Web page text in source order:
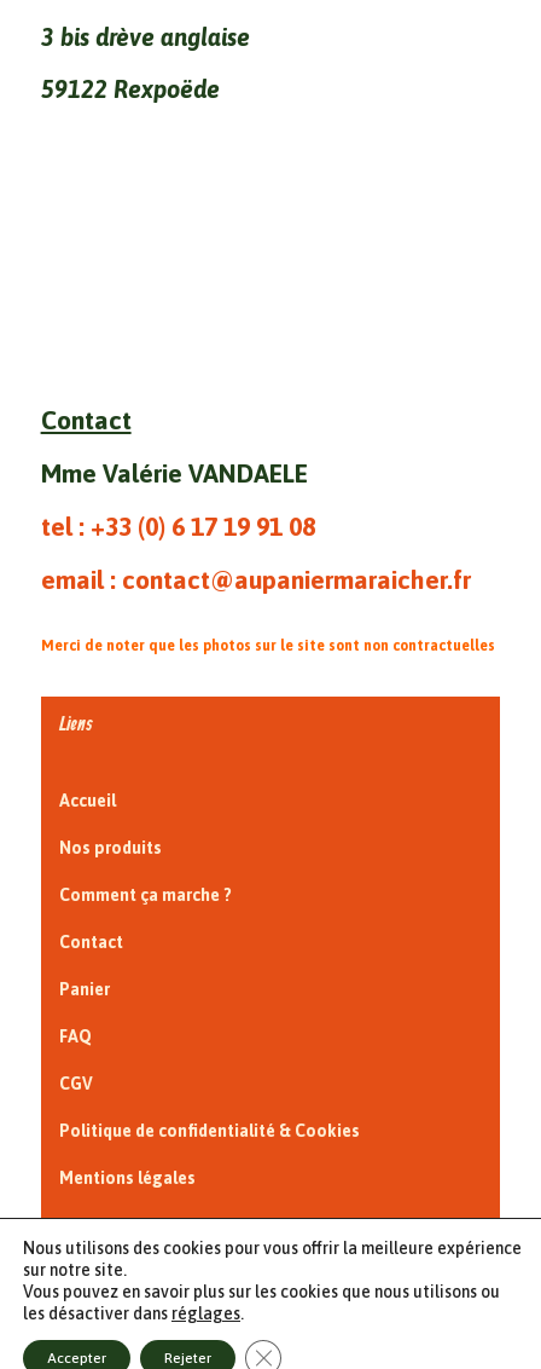
3 bis drève anglaise
59122 Rexpoëde
Contact
Mme Valérie VANDAELE
tel : +33 (0) 6 17 19 91 08
email : contact@aupaniermaraicher.fr
Merci de noter que les photos sur le site sont non contractuelles
Liens
Accueil
Nos produits
Comment ça marche ?
Contact
Panier
FAQ
CGV
Politique de confidentialité & Cookies
Mentions légales
Interview France Bleu Nord
© 2023 - Au Panier Maraîcher - Tous droits réservés - site créé
Nous utilisons des cookies pour vous offrir la meilleure expérience
sur notre site.
Vous pouvez en savoir plus sur les cookies que nous utilisons ou
les désactiver dans réglages.
Accepter Rejeter Fermer la bannière des cookies GDPR